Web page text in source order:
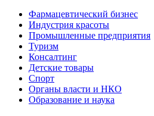
Фармацевтический бизнес
Индустрия красоты
Промышленные предприятия
Туризм
Консалтинг
Детские товары
Спорт
Органы власти и НКО
Образование и наука